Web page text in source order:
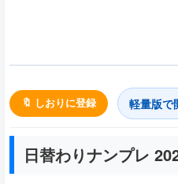
🔖 しおりに登録 軽量版で
日替わりナンプレ